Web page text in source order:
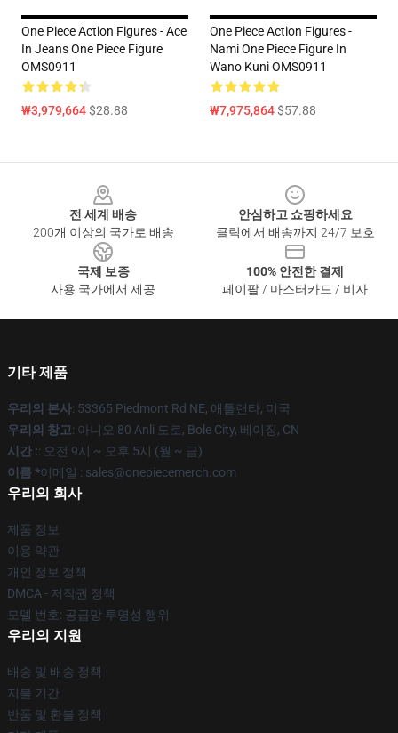
One Piece Action Figures - Ace
In Jeans One Piece Figure
OMS0911
₩3,979,664$28.88
One Piece Action Figures -
Nami One Piece Figure In
Wano Kuni OMS0911
₩7,975,864$57.88
전 세계 배송
200개 이상의 국가로 배송
안심하고 쇼핑하세요
클릭에서 배송까지 24/7 보호
국제 보증
사용 국가에서 제공
100% 안전한 결제
페이팔 / 마스터카드 / 비자
기타 제품
우리의 본사: 53365 Piedmont Rd NE, 애틀랜타, 미국
우리의 창고: 아니오 80 Anli 도로, Bole City, 베이징, CN
시간 :: 오전 9시 ~ 오후 5시 (월 ~ 금)
이름 *이메일 : sales@onepiecemerch.com
우리의 회사
제품 정보
이용 약관
개인 정보 정책
DMCA - 저작권 정책
모델 번호: 공급망 투명성 행위
우리의 지원
배송 및 배송 정책
지불 기간
반품 및 환불 정책